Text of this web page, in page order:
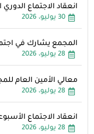
انعقاد الاجتماع
30 يوليو، 2026
المجمع يشارك في
28 يوليو، 2026
معالي الأمين العام
28 يوليو، 2026
انعقاد الاجتماع
28 يوليو، 2026